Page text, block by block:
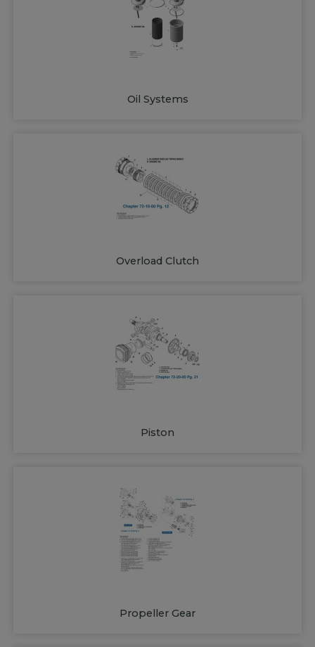
Oil Systems
Overload Clutch
Piston
Propeller Gear